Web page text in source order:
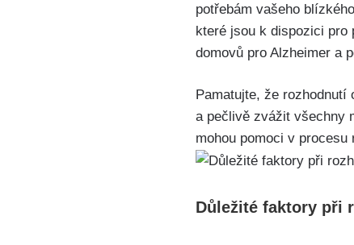
potřebám vašeho
které jsou k dispozici pro
domovů pro Alzheimer a
Pamatujte, že
a pečlivě zvážit všechny
mohou pomoci v procesu
Důležité faktory při